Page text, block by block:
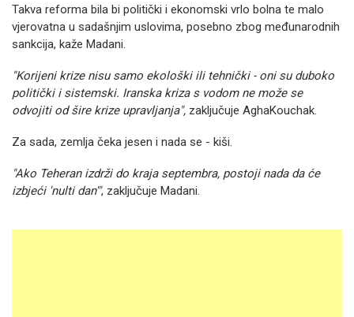
Takva reforma bila bi politički i ekonomski vrlo bolna te malo
vjerovatna u sadašnjim uslovima, posebno zbog međunarodnih
sankcija, kaže Madani.
"Korijeni krize nisu samo ekološki ili tehnički - oni su duboko
politički i sistemski. Iranska kriza s vodom ne može se
odvojiti od šire krize upravljanja", zaključuje AghaKouchak.
Za sada, zemlja čeka jesen i nada se - kiši.
"Ako Teheran izdrži do kraja septembra, postoji nada da će
izbjeći 'nulti dan'", zaključuje Madani.